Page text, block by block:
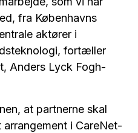
fra Københavns
aktører i
fortæller
Anders Lyck Fogh-
at partnerne skal
i CareNet-